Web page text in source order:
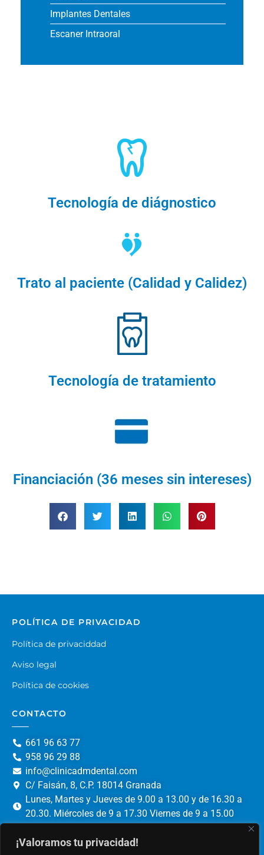
¡Valoramos tu privacidad!
Implantes Dentales
Escaner Intraoral
Tecnología de diágnostico
Trato al paciente (Calidad y Calidez)
Tecnología de tratamiento
Financiación (36 meses sin intereses)
CONTACTO
661 96 63 77
958 96 29 88
info@clinicadmdental.com
C/ Faisán, 8, C.P. 18014 Granada
Lunes, Martes y Jueves de 9.00 a 13.00 y de 16.30 a
20.30. Miércoles de 9 a 17.30 Viernes de 9 a 15.00
POLÍTICA DE PRIVACIDAD
Política de privaciddad
Aviso legal
Política de cookies